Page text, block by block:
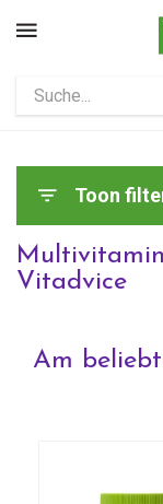
Toon
Vitadvice
Am